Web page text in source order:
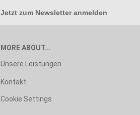
Jetzt zum Newsletter anmelden
MORE ABOUT...
Unsere Leistungen
Kontakt
Cookie Settings